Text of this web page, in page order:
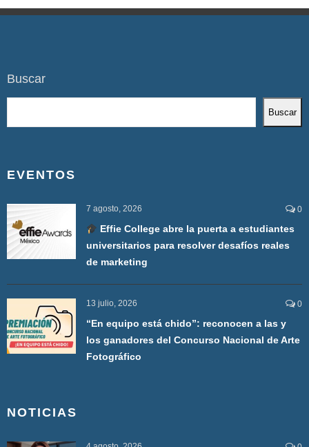
Buscar
Buscar
EVENTOS
7 agosto, 2026 0
Effie College abre la puerta a estudiantes
universitarios para resolver desafíos reales
de marketing
13 julio, 2026 0
“En equipo está chido”: reconocen a las y
los ganadores del Concurso Nacional de Arte
Fotográfico
NOTICIAS